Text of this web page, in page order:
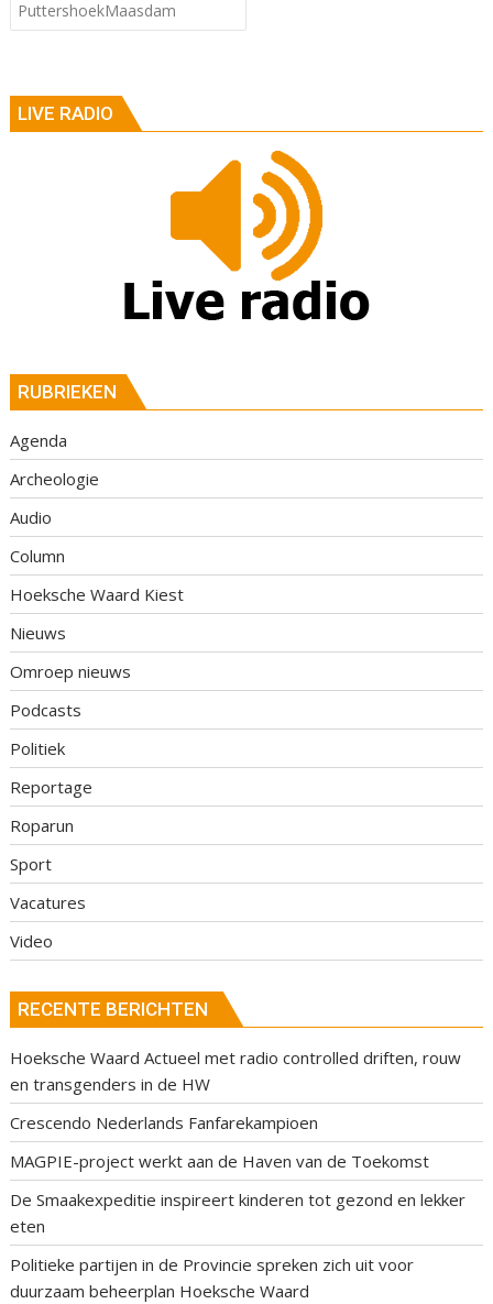
PuttershoekMaasdam
LIVE RADIO
RUBRIEKEN
Agenda
Archeologie
Audio
Column
Hoeksche Waard Kiest
Nieuws
Omroep nieuws
Podcasts
Politiek
Reportage
Roparun
Sport
Vacatures
Video
RECENTE BERICHTEN
Hoeksche Waard Actueel met radio controlled driften, rouw
en transgenders in de HW
Crescendo Nederlands Fanfarekampioen
MAGPIE-project werkt aan de Haven van de Toekomst
De Smaakexpeditie inspireert kinderen tot gezond en lekker
eten
Politieke partijen in de Provincie spreken zich uit voor
duurzaam beheerplan Hoeksche Waard